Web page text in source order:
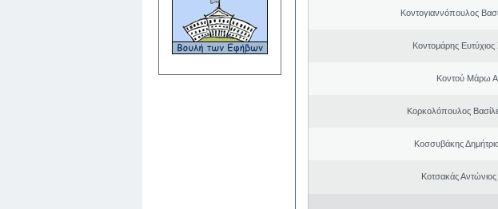
Κοντογιαννόπουλος
Κοντομάρης
Κοντού Μάρω
Κορκολόπουλος
Κοσσυβάκης
Κοτσακάς